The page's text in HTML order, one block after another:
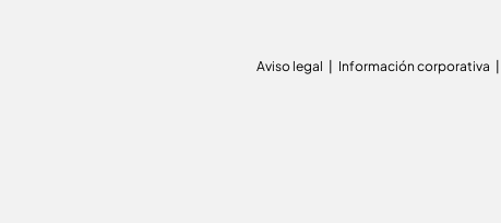
Aviso legal Información corporativa